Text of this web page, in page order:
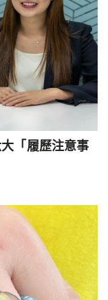
「履歷注意事